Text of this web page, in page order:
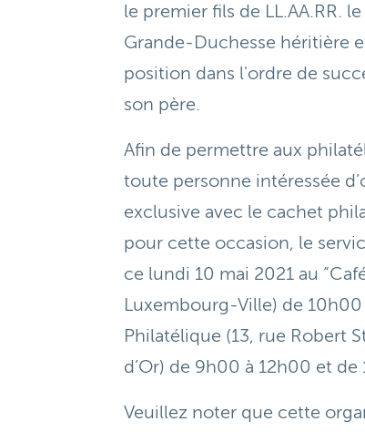
le premier fils de LL.AA.RR.
Grande-Duchesse héritière
position dans l'ordre de
son père.
Afin de permettre aux
toute personne intéressée
exclusive avec le cachet
pour cette occasion, le
ce lundi 10 mai 2021 au
Luxembourg-Ville) de 10h00
Philatélique (13, rue Robert
d’Or) de 9h00 à 12h00 et de
Veuillez noter que cette